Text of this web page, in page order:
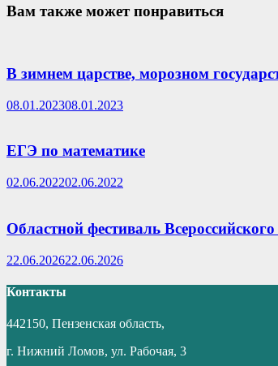
Вам также может понравиться
В зимнем царстве, морозном
08.01.202308.01.2023
ЕГЭ по математике
02.06.202202.06.2022
Областной фестиваль
22.06.202622.06.2026
Контакты
442150, Пензенская область,
г. Нижний Ломов, ул. Рабочая, 3